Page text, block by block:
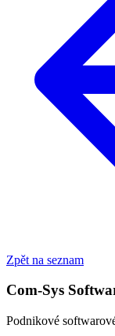
Zpět na seznam
Com-Sys
Podnikové